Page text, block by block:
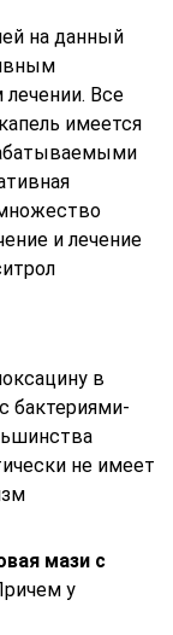
на данный
Все
имеется
и лечение
в
бактериями-
не имеет
мази с
у